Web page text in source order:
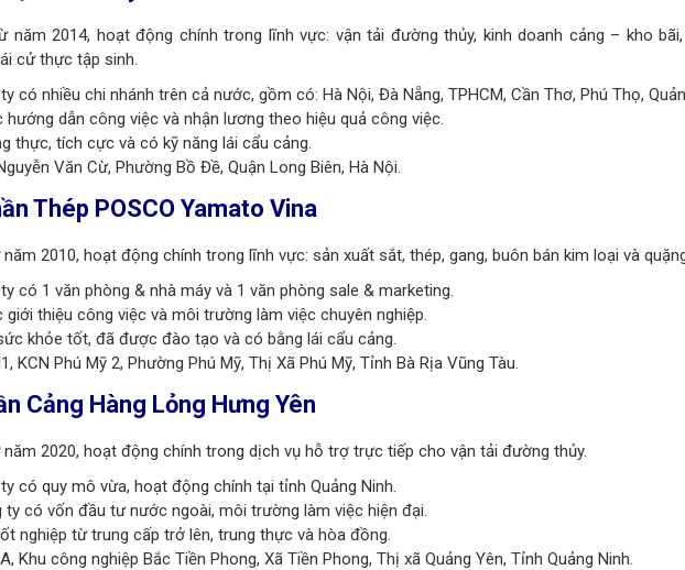
năm 2014, hoạt động chính trong lĩnh vực: vận tải đường thủy, kinh doanh cảng – kho
cử thực tập sinh.
có nhiều chi nhánh trên cả nước, gồm có: Hà Nội, Đà Nẵng, TPHCM, Cần Thơ, Phú Thọ,
dẫn công việc và nhận lương theo hiệu quả công việc.
thực, tích cực và có kỹ năng lái cẩu cảng.
Văn Cừ, Phường Bồ Đề, Quận Long Biên, Hà Nội.
Thép POSCO Yamato Vina
2010, hoạt động chính trong lĩnh vực: sản xuất sắt, thép, gang, buôn bán kim loại và
có 1 văn phòng & nhà máy và 1 văn phòng sale & marketing.
thiệu công việc và môi trường làm việc chuyên nghiệp.
khỏe tốt, đã được đào tạo và có bằng lái cẩu cảng.
KCN Phú Mỹ 2, Phường Phú Mỹ, Thị Xã Phú Mỹ, Tỉnh Bà Rịa Vũng Tàu.
Cảng Hàng Lỏng Hưng Yên
2020, hoạt động chính trong dịch vụ hỗ trợ trực tiếp cho vận tải đường thủy.
có quy mô vừa, hoạt động chính tại tỉnh Quảng Ninh.
ty có vốn đầu tư nước ngoài, môi trường làm việc hiện đại.
nghiệp từ trung cấp trở lên, trung thực và hòa đồng.
Khu công nghiệp Bắc Tiền Phong, Xã Tiền Phong, Thị xã Quảng Yên, Tỉnh Quảng Ninh.